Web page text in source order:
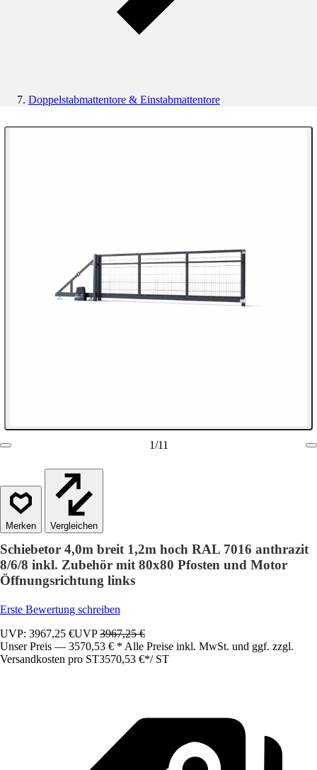
Doppelstabmattentore & Einstabmattentore
1/11
Vergleichen
Schiebetor 4,0m breit 1,2m hoch RAL 7016 anthrazit
8/6/8 inkl. Zubehör mit 80x80 Pfosten und Motor
Öffnungsrichtung links
Erste Bewertung schreiben
UVP: 3967,25 €UVP3967,25 €
Unser Preis — 3570,53 € * Alle Preise inkl. MwSt. und ggf. zzgl.
Versandkosten pro ST3570,53 €*/ ST